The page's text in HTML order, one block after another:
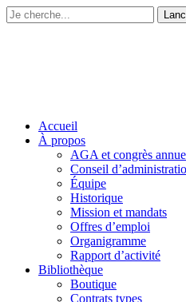
Accueil
À propos
AGA et congrès
Conseil
Équipe
Historique
Mission et mandats
Offres d’emploi
Organigramme
Rapport d’activité
Bibliothèque
Boutique
Contrats types